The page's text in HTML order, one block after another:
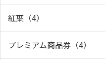
紅葉（4）
プレミアム商品券（4）